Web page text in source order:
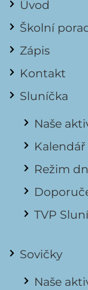
Úvod
Školní
Zápis
Kontakt
Sluníčka
Naše
Režim
TVP
Sovičky
Naše